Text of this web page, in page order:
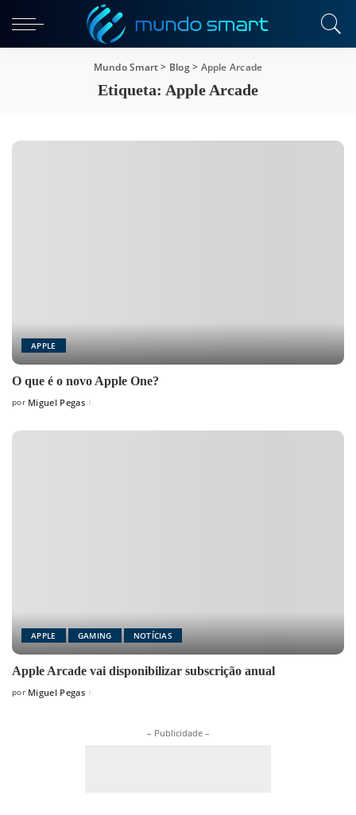
Mundo Smart> Blog> Apple Arcade
Etiqueta: Apple Arcade
APPLE
O que é o novo Apple One?
Posted
por Miguel Pegas
APPLE GAMING NOTÍCIAS
Apple Arcade vai disponibilizar subscrição anual
Posted
por Miguel Pegas
– Publicidade –